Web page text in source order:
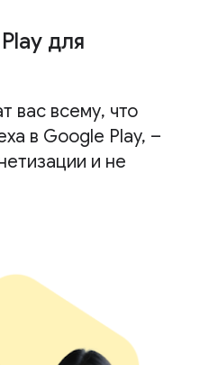
для
вас всему, что
в Google Play, –
и не